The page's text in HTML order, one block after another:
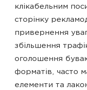
клікабельним
сторінку
привернення
збільшення
оголошення
форматів, часто
елементи та